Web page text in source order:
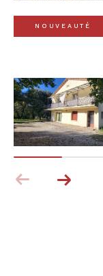
NOUVEAUTÉ